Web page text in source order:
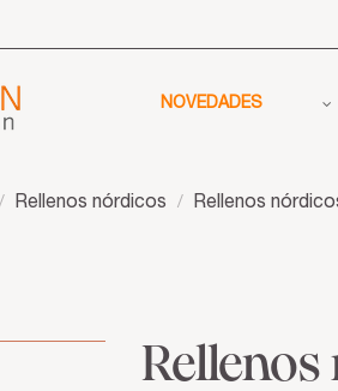
NOVEDADES
Rellenos nórdicos Rellenos
Rellenos